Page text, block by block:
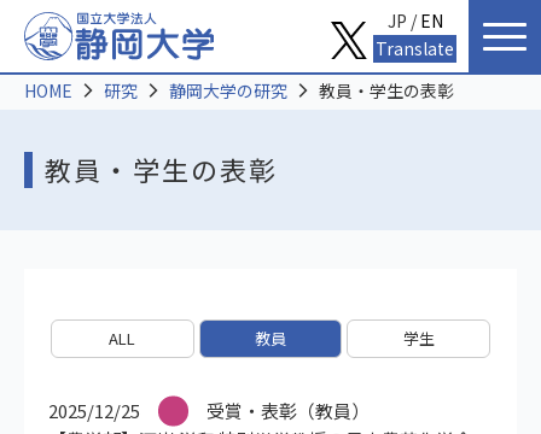
教員・学生の表彰
HOME 研究 静岡大学の研究 教員・学生の表彰
ALL 教員 学生
2025/12/25
受賞・表彰（教員）
JP /EN
Translate